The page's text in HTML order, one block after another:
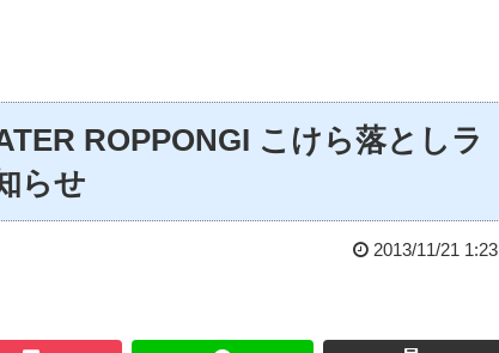
ROPPONGI こけら落としラ
らせ
2013/11/21 1:23